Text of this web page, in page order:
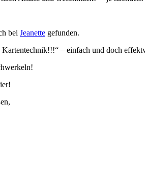
bei Jeanette gefunden.
– einfach und doch